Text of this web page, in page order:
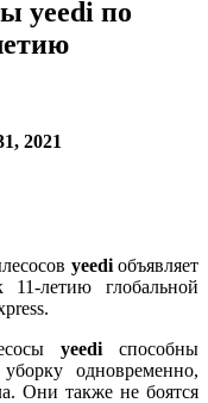
yeedi по
2021
yeediобъявляет
летию глобальной
yeedi способны
одновременно,
Они также не боятся